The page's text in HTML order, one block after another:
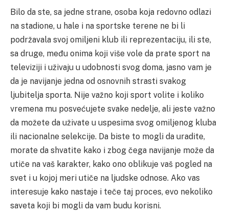
Bilo da ste, sa jedne strane, osoba koja redovno odlazi
na stadione, u hale i na sportske terene ne bi li
podržavala svoj omiljeni klub ili reprezentaciju, ili ste,
sa druge, među onima koji više vole da prate sport na
televiziji i uživaju u udobnosti svog doma, jasno vam je
da je navijanje jedna od osnovnih strasti svakog
ljubitelja sporta. Nije važno koji sport volite i koliko
vremena mu posvećujete svake nedelje, ali jeste važno
da možete da uživate u uspesima svog omiljenog kluba
ili nacionalne selekcije. Da biste to mogli da uradite,
morate da shvatite kako i zbog čega navijanje može da
utiče na vaš karakter, kako ono oblikuje vaš pogled na
svet i u kojoj meri utiče na ljudske odnose. Ako vas
interesuje kako nastaje i teče taj proces, evo nekoliko
saveta koji bi mogli da vam budu korisni.